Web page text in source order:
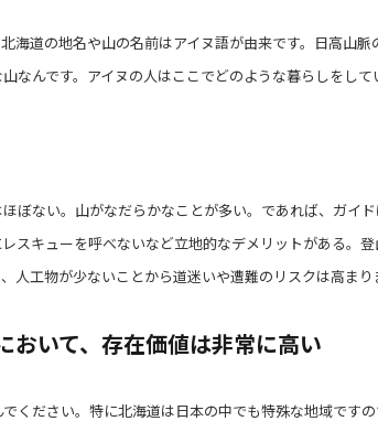
海道の地名や山の名前はアイヌ語が由来です。日高
んです。アイヌの人はここでどのような暮らしをして
ぼない。山がなだらかなことが多い。であれば、ガイ
スキューを呼べないなど立地的なデメリットがある。
工物が少ないことから道迷いや遭難のリスクは高まり
おいて、存在価値は非常に高い
ください。特に北海道は日本の中でも特殊な地域です